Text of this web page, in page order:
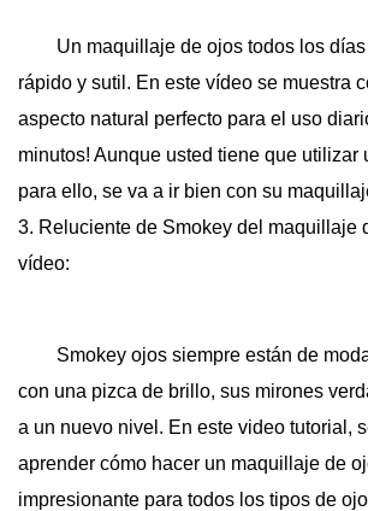
Un maquillaje de ojos todos los
rápido y sutil. En este vídeo se muestra
aspecto natural perfecto para el uso
minutos! Aunque usted tiene que utilizar
para ello, se va a ir bien con su
3. Reluciente de Smokey del maquillaje
vídeo:
Smokey ojos siempre están de
con una pizca de brillo, sus mirones
a un nuevo nivel. En este video tutorial,
aprender cómo hacer un maquillaje de
impresionante para todos los tipos de